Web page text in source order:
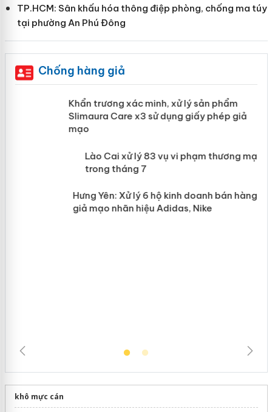
TP.HCM: Sân khấu hóa thông điệp phòng, chống ma túy
tại phường An Phú Đông
Chống hàng giả
Khẩn trương xác minh, xử lý sản phẩm
Slimaura Care x3 sử dụng giấy phép
giả mạo
mại trong tháng 7
khô mực cán